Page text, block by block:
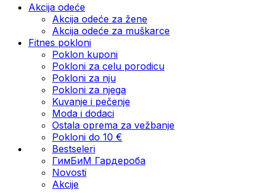
Akcija odeće
Akcija odeće za žene
Akcija odeće za muškarce
Fitnes pokloni
Poklon kuponi
Pokloni za celu porodicu
Pokloni za nju
Pokloni za njega
Kuvanje i pečenje
Moda i dodaci
Ostala oprema za vežbanje
Pokloni do 10 €
Bestseleri
ГимБиМ Гардeробa
Novosti
Akcije